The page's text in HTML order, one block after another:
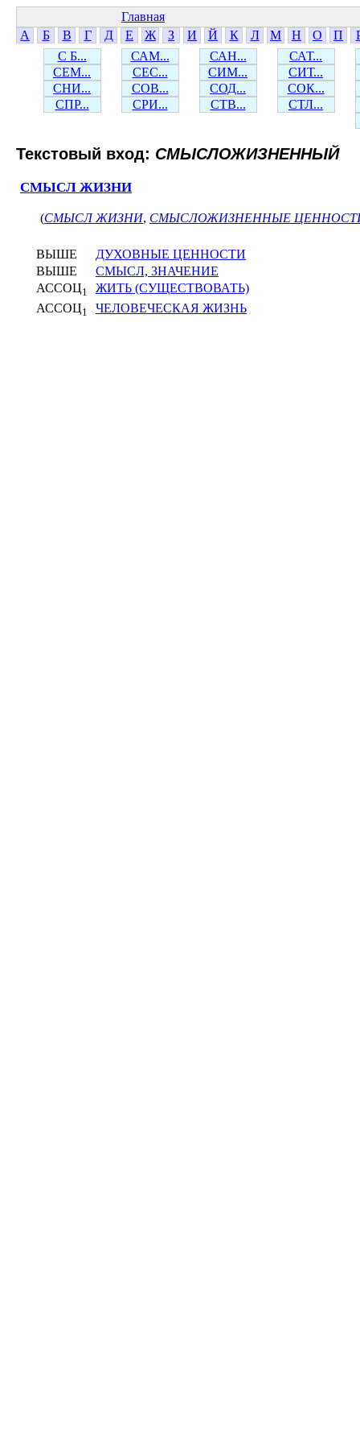
Главная
А
Б В Г Д Е Ж З И Й К Л М Н О П
С Б...
САМ... САН...
САТ...
СЕМ...
СЕС... СИМ...
СИТ...
СНИ...
СОВ... СОД...
СОК...
СПР...
СРИ... СТВ... СТЛ...
Текстовый вход: СМЫСЛОЖИЗНЕННЫЙ
СМЫСЛ ЖИЗНИ
(СМЫСЛ ЖИЗНИ, СМЫСЛОЖИЗНЕННЫЕ
ВЫШЕ
ДУХОВНЫЕ ЦЕННОСТИ
ВЫШЕ
СМЫСЛ, ЗНАЧЕНИЕ
АССОЦ1
ЖИТЬ (СУЩЕСТВОВАТЬ)
АССОЦ1 ЧЕЛОВЕЧЕСКАЯ ЖИЗНЬ